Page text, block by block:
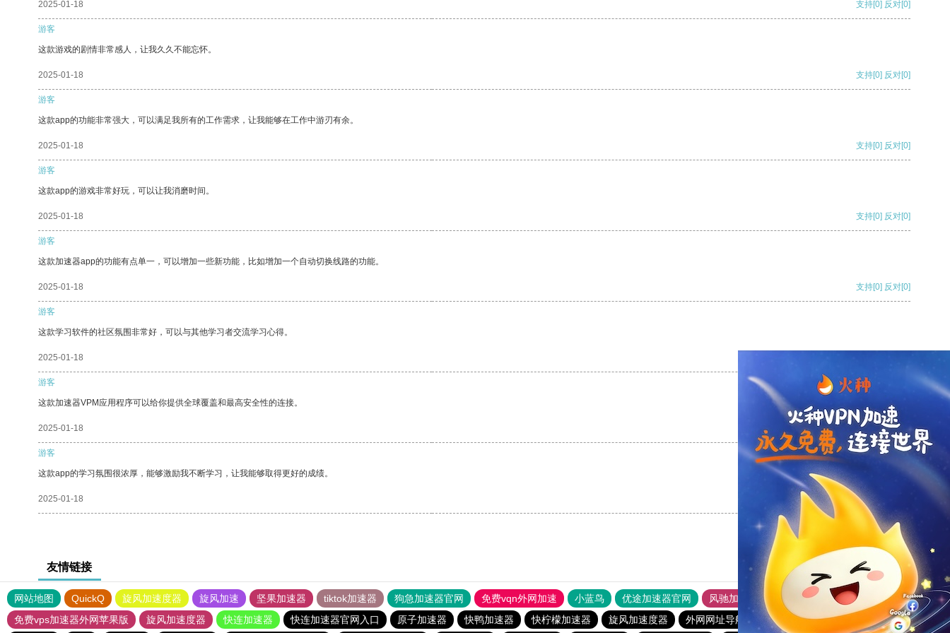
2025-01-18 支持[0] 反对[0]
游客
这款游戏的剧情非常感人，让我久久不能忘怀。
2025-01-18 支持[0] 反对[0]
游客
这款app的功能非常强大，可以满足我所有的工作需求，让我能够在工作中游刃有余。
2025-01-18 支持[0] 反对[0]
游客
这款app的游戏非常好玩，可以让我消磨时间。
2025-01-18 支持[0] 反对[0]
游客
这款加速器app的功能有点单一，可以增加一些新功能，比如增加一个自动切换线路的功能。
2025-01-18 支持[0] 反对[0]
游客
这款学习软件的社区氛围非常好，可以与其他学习者交流学习心得。
2025-01-18
游客
这款加速器VPM应用程序可以给你提供全球覆盖和最高安全性的连接。
2025-01-18 支持 [0] 反对 [0]
游客
这款app的学习氛围很浓厚，能够激励我不断学习，让我能够取得更好的成绩。
2025-01-18 支持
友情链接
网站地图 QuickQ 旋风加速度器 旋风加速 坚果加速器 tiktok加速器 狗急加速器官网 免费vqn外网加速 小蓝鸟 优途加速器官网 风驰加速器
旋风加速器
免费vps加速器外网苹果版
旋风加速度器 快连加速器 快连加速器官网入口 原子加速器 快鸭加速器 快柠檬加速器 旋风加速度器 外网网址导航 软件中心 雷霆加速 狂飙加速器